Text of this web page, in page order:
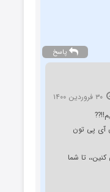
پاسخ
آی پی تون
تا شما